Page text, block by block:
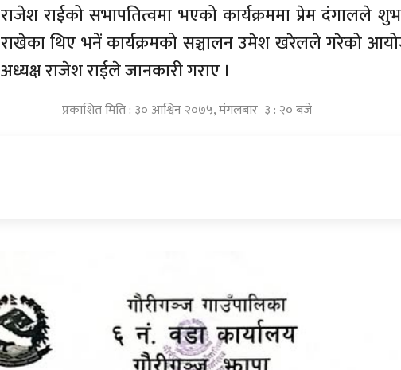
राजेश राईको सभापतित्वमा भएको कार्यक्रममा प्रेम दंगालले
राखेका थिए भनें कार्यक्रमको सञ्चालन उमेश खरेलले गरेको
अध्यक्ष राजेश राईले जानकारी गराए ।
प्रकाशित मिति : ३० आश्विन २०७५, मंगलबार ३ : २० बजे